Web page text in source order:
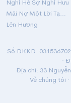
Nghỉ Hè Sợ Nghỉ Hưu
Mãi Nợ Một Lời Tạm Biệt
Lên Hương
Số ĐKKD:
·
Địa chỉ: 33
Về chúng tôi ·